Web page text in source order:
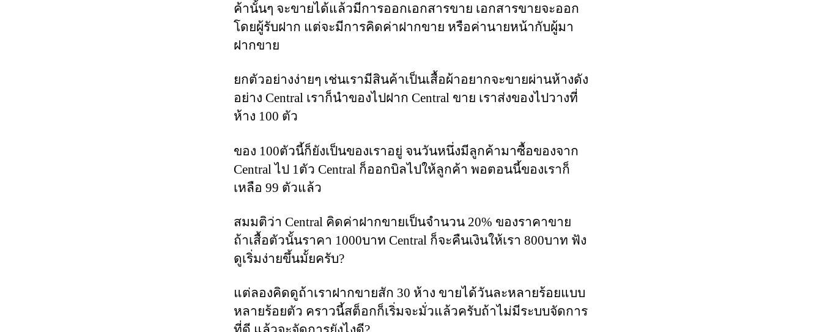
ค้านั้นๆ จะขายได้แล้วมีการออกเอกสารขาย เอกสารขายจะออก
โดยผู้รับฝาก แต่จะมีการคิดค่าฝากขาย หรือค่านายหน้ากับผู้มา
ฝากขาย
ยกตัวอย่างง่ายๆ เช่นเรามีสินค้าเป็นเสื้อผ้าอยากจะขายผ่านห้างดัง
อย่าง Central เราก็นำของไปฝาก Central ขาย เราส่งของไปวางที่
ห้าง 100 ตัว
ของ 100ตัวนี้ก็ยังเป็นของเราอยู่ จนวันหนึ่งมีลูกค้ามาซื้อของจาก
Central ไป 1ตัว Central ก็ออกบิลไปให้ลูกค้า พอตอนนี้ของเราก็
เหลือ 99 ตัวแล้ว
สมมติว่า Central คิดค่าฝากขายเป็นจำนวน 20% ของราคาขาย
ถ้าเสื้อตัวนั้นราคา 1000บาท Central ก็จะคืนเงินให้เรา 800บาท ฟัง
ดูเริ่มง่ายขึ้นมั้ยครับ?
แต่ลองคิดดูถ้าเราฝากขายสัก 30 ห้าง ขายได้วันละหลายร้อยแบบ
หลายร้อยตัว คราวนี้สต็อกก็เริ่มจะมั่วแล้วครับถ้าไม่มีระบบจัดการ